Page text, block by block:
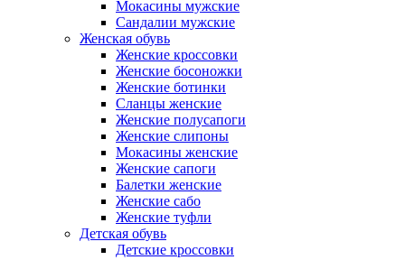
Мокасины мужские
Сандалии мужские
Женская обувь
Женские кроссовки
Женские босоножки
Женские ботинки
Сланцы женские
Женские полусапоги
Женские слипоны
Мокасины женские
Женские сапоги
Балетки женские
Женские сабо
Женские туфли
Детская обувь
Детские кроссовки